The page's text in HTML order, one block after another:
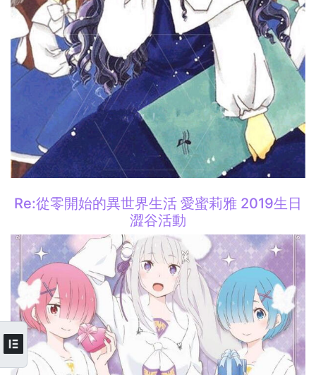
Re:從零開始的異世界生活 愛蜜莉雅 2019生日
澀谷活動